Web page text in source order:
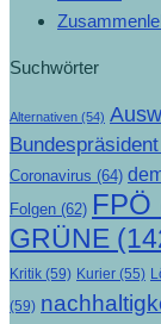
Suchwörter
Alternativen (54)
Bundespräsident
Coronavirus (64)
Folgen (62) FPÖ
GRÜNE
Kritik (59) Kurier (55)
(59)